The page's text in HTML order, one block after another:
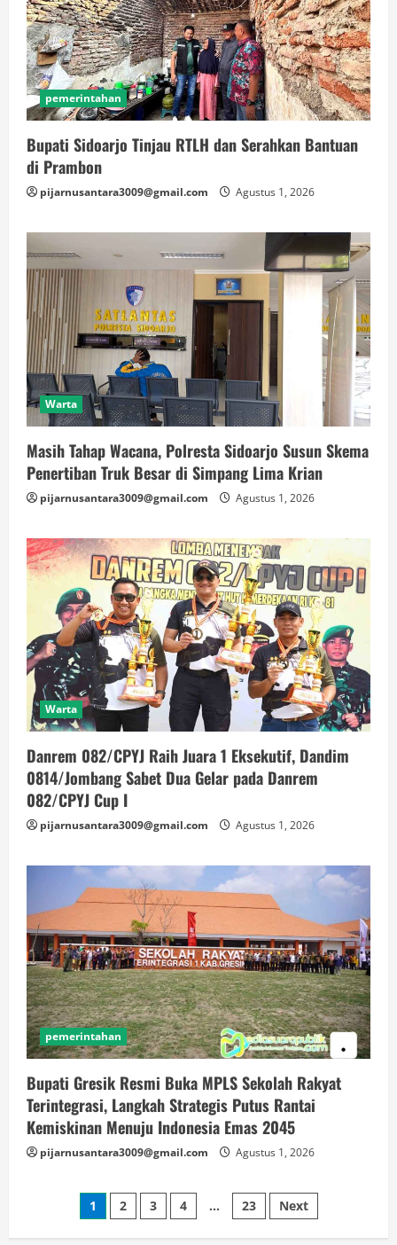
pemerintahan
Bupati Sidoarjo Tinjau RTLH dan Serahkan Bantuan
di Prambon
pijarnusantara3009@gmail.com Agustus 1, 2026
Warta
Masih Tahap Wacana, Polresta Sidoarjo Susun Skema
Penertiban Truk Besar di Simpang Lima Krian
pijarnusantara3009@gmail.com Agustus 1, 2026
Warta
Danrem 082/CPYJ Raih Juara 1 Eksekutif, Dandim
0814/Jombang Sabet Dua Gelar pada Danrem
082/CPYJ Cup I
pijarnusantara3009@gmail.com Agustus 1, 2026
pemerintahan
Bupati Gresik Resmi Buka MPLS Sekolah Rakyat
Terintegrasi, Langkah Strategis Putus Rantai
Kemiskinan Menuju Indonesia Emas 2045
pijarnusantara3009@gmail.com Agustus 1, 2026
Paginasi
1 2 3 4 … 23 Next